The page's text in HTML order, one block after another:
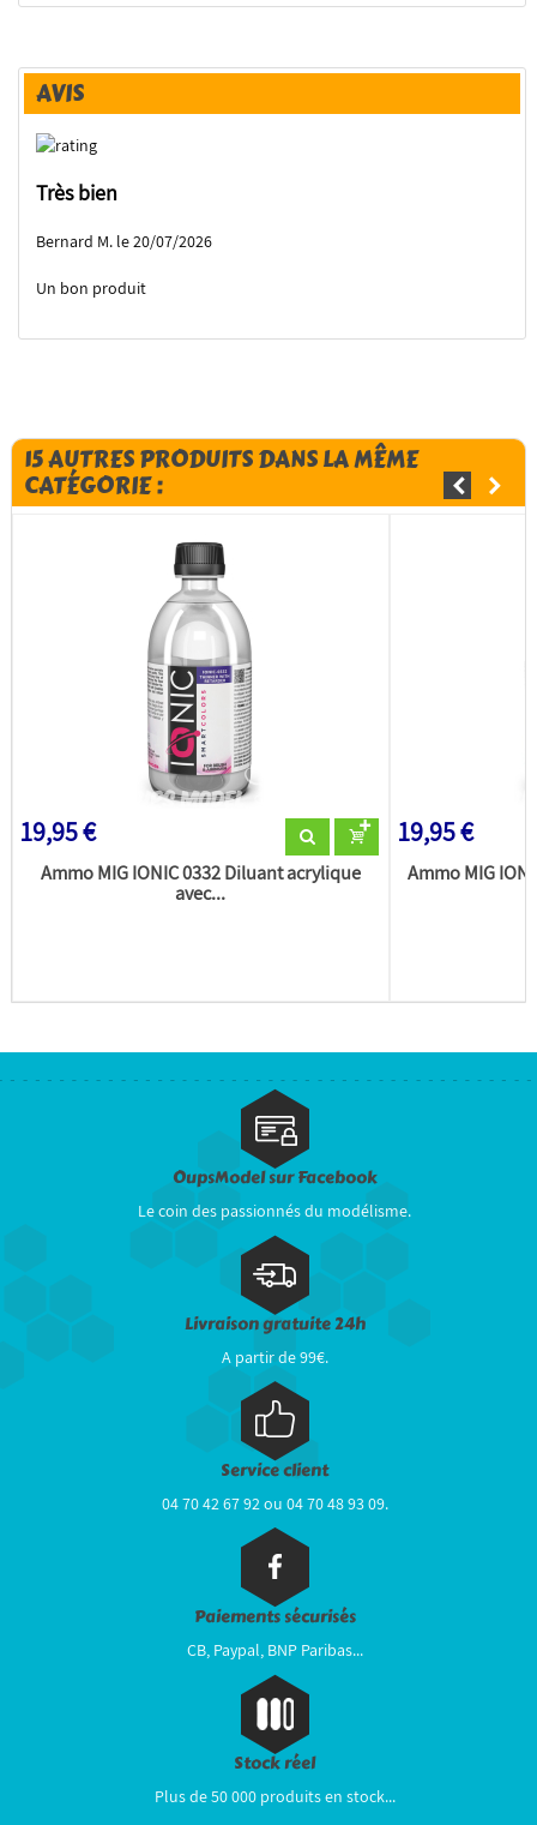
AVIS
Très bien
Bernard M. le 20/07/2026
Un bon produit
15 AUTRES PRODUITS DANS LA MÊME
CATÉGORIE :
19,95 €
Ammo MIG IONIC 0332 Diluant acrylique
avec...
19,95 €
Ammo MIG
OupsModel sur Facebook
Le coin des passionnés du modélisme.
Livraison gratuite 24h
A partir de 99€.
Service client
04 70 42 67 92 ou 04 70 48 93 09.
Paiements sécurisés
CB, Paypal, BNP Paribas...
Stock réel
Plus de 50 000 produits en stock...